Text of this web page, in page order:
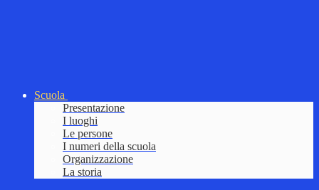
Scuola
Presentazione
I luoghi
Le persone
I numeri della scuola
Organizzazione
La storia